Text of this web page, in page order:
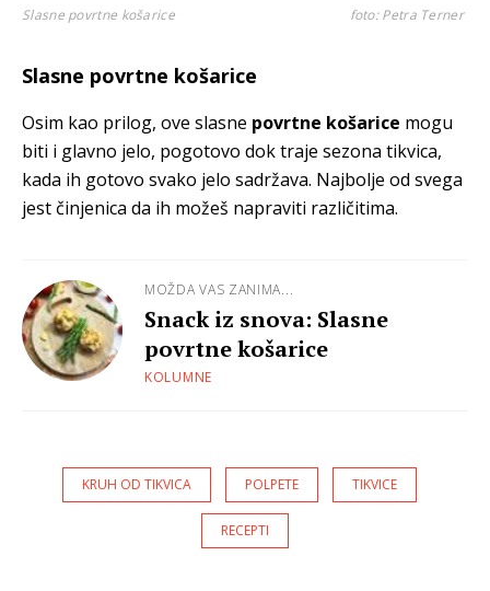
Slasne povrtne košarice foto: Petra Terner
Slasne povrtne košarice
Osim kao prilog, ove slasne povrtne košarice mogu
biti i glavno jelo, pogotovo dok traje sezona tikvica,
kada ih gotovo svako jelo sadržava. Najbolje od svega
jest činjenica da ih možeš napraviti različitima.
MOŽDA VAS ZANIMA...
Snack iz snova: Slasne
povrtne košarice
KOLUMNE
KRUH OD TIKVICA POLPETE TIKVICE
RECEPTI